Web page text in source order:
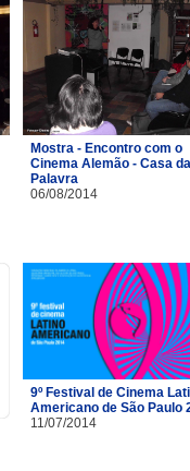
Mostra - Encontro com o
Cinema Alemão - Casa da
Palavra
06/08/2014
9º Festival de Cinema
Americano de São Paulo
11/07/2014